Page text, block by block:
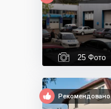
25 Фото
Рекомендовано